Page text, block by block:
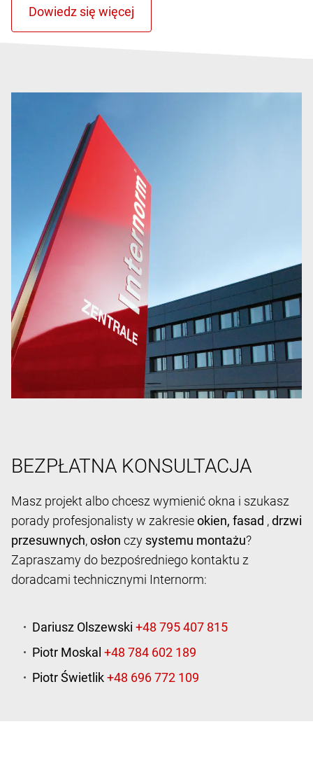
BEZPŁATNA KONSULTACJA
Masz projekt albo chcesz wymienić okna i szukasz
porady profesjonalisty w zakresieokien, fasad ,drzwi
przesuwnych,osłon czy systemu montażu?
Zapraszamy do bezpośredniego kontaktu z
doradcami technicznymi Internorm:
Dariusz Olszewski
Piotr Moskal
Piotr Świetlik